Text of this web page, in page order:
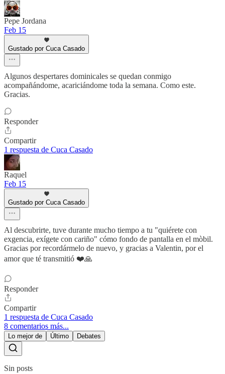
Pepe Jordana
Feb 15
Gustado por Cuca Casado
Algunos despertares dominicales se quedan conmigo
acompañándome, acariciándome toda la semana. Como este.
Gracias.
Responder
Compartir
1 respuesta de Cuca Casado
Raquel
Feb 15
Gustado por Cuca Casado
Al descubrirte, tuve durante mucho tiempo a tu "quiérete con
exgencia, exígete con cariño" cómo fondo de pantalla en el mòbil.
Gracias por recordármelo de nuevo, y gracias a Valentin, por el
amor que té transmitió ❤️🙏
Responder
Compartir
1 respuesta de Cuca Casado
8 comentarios más...
Lo mejor de Último Debates
Sin posts